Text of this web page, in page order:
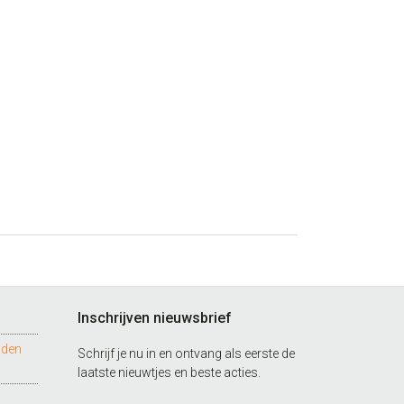
Inschrijven nieuwsbrief
Schrijf je nu in en ontvang als eerste de
laatste nieuwtjes en beste acties.